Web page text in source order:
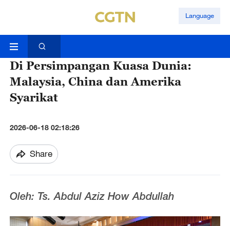
Language
Di Persimpangan Kuasa Dunia:
Malaysia, China dan Amerika
Syarikat
2026-06-18 02:18:26
Share
Oleh: Ts. Abdul Aziz How Abdullah